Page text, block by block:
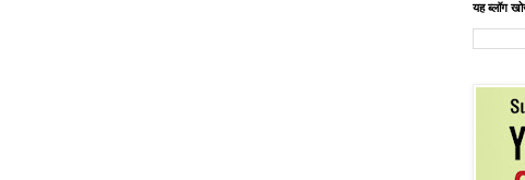
यह ब्लॉग